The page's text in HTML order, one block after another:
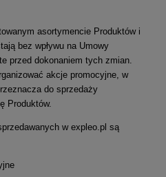
asortymencie Produktów i
bez wpływu na Umowy
przed dokonaniem tych zmian.
akcje promocyjne, w
do sprzedaży
Produktów.
w expleo.pl są